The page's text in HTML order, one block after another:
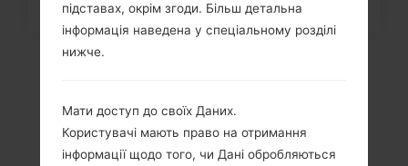
підставах, окрім згоди. Більш детальна
інформація наведена у спеціальному розділі
нижче.
Мати доступ до своїх Даних.
Користувачі мають право на отримання
інформації щодо того, чи Дані обробляються